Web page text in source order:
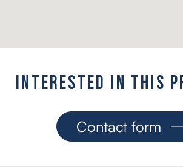
Interested in this p
Contact form